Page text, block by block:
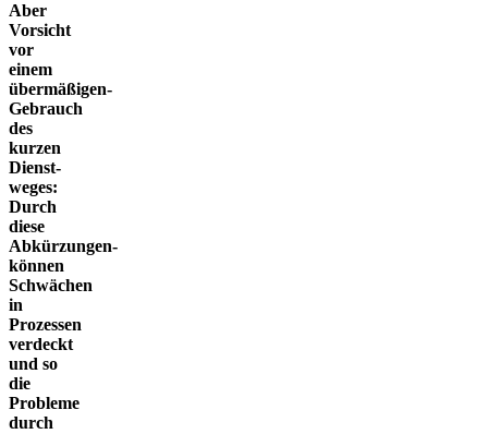
Aber
Vorsicht
vor
einem
übermäßigen­
Gebrauch
des
kurzen
Dienst­
weges:
Durch
diese
Abkürzungen­
können
Schwächen
in
Prozessen
verdeckt
und so
die
Probleme
durch